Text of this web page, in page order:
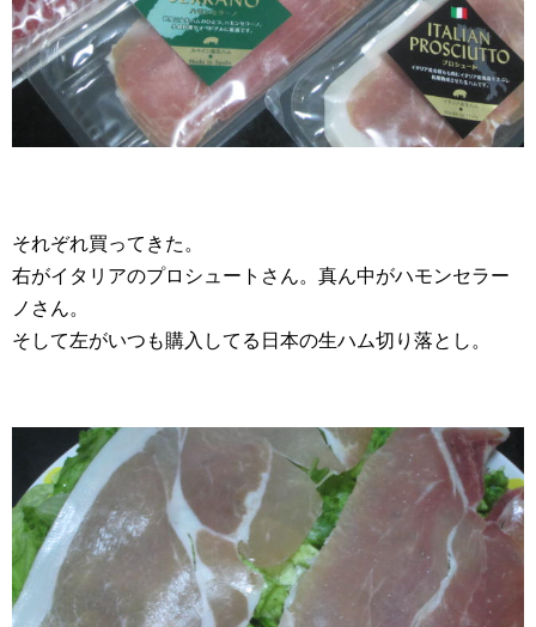
それぞれ買ってきた。
右がイタリアのプロシュートさん。真ん中がハモンセラー
ノさん。
そして左がいつも購入してる日本の生ハム切り落とし。